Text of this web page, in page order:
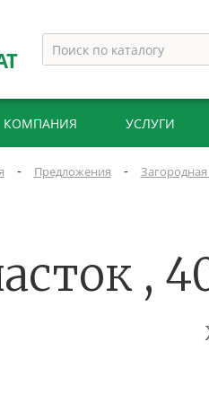
КОМПАНИЯ УСЛУГИ
- Предложения -
,